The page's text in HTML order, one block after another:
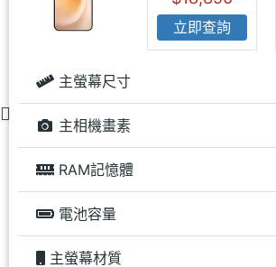
立即查詢
主螢幕尺寸
主相機畫素
RAM記憶體
電池容量
主螢幕材質